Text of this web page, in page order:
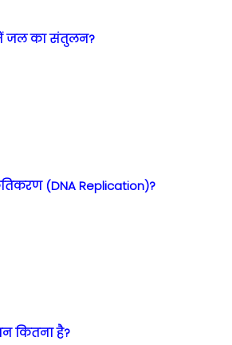
में जल का संतुलन?
(DNA Replication)?
कितना है?